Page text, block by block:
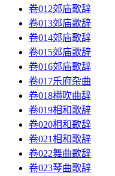
卷012郊庙歌辞
卷013郊庙歌辞
卷014郊庙歌辞
卷015郊庙歌辞
卷016郊庙歌辞
卷017乐府杂曲
卷018横吹曲辞
卷019相和歌辞
卷020相和歌辞
卷021相和歌辞
卷022舞曲歌辞
卷023琴曲歌辞